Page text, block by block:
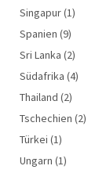
Singapur(1)
Spanien (9)
Sri Lanka (2)
Südafrika (4)
Thailand (2)
Tschechien (2)
Türkei (1)
Ungarn (1)